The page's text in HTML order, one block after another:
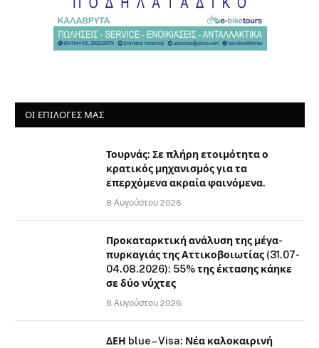
ΟΙ ΕΠΙΛΟΓΈΣ ΜΑΣ
Τουρνάς: Σε πλήρη ετοιμότητα ο
κρατικός μηχανισμός για τα
επερχόμενα ακραία φαινόμενα.
8 Αυγούστου 2026
Προκαταρκτική ανάλυση της μέγα-
πυρκαγιάς της Αττικοβοιωτίας (31.07-
04.08.2026): 55% της έκτασης κάηκε
σε δύο νύχτες
8 Αυγούστου 2026
ΔΕΗ blue – Visa: Νέα καλοκαιρινή